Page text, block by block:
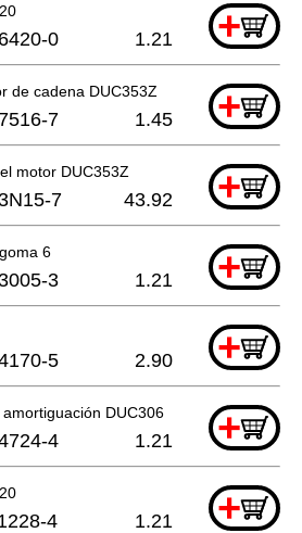
+
0 1.21
de cadena DUC353Z +
7 1.45
motor DUC353Z +
7 43.92
6 +
3 1.21
+
5 2.90
DUC306 +
4 1.21
+
4 1.21